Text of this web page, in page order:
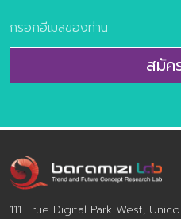
สมัค
111 True Digital Park West,